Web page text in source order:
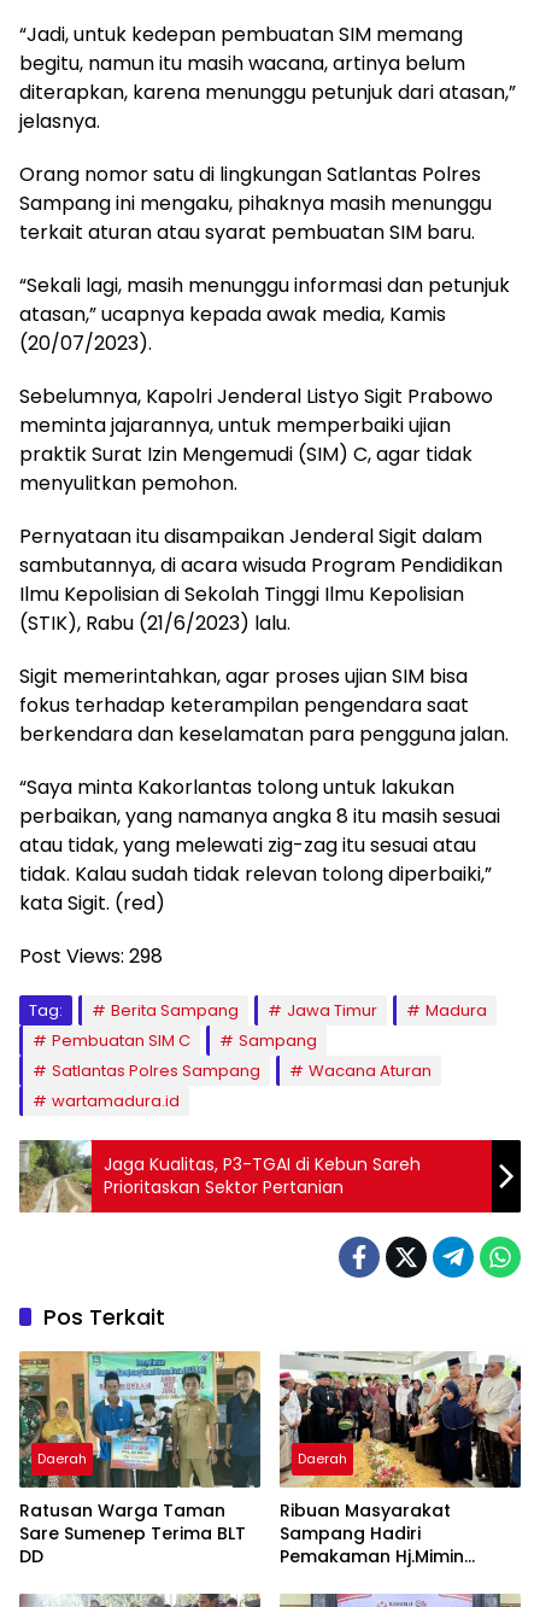
“Jadi, untuk kedepan pembuatan SIM memang
begitu, namun itu masih wacana, artinya belum
diterapkan, karena menunggu petunjuk dari atasan,”
jelasnya.
Orang nomor satu di lingkungan Satlantas Polres
Sampang ini mengaku, pihaknya masih menunggu
terkait aturan atau syarat pembuatan SIM baru.
“Sekali lagi, masih menunggu informasi dan petunjuk
atasan,” ucapnya kepada awak media, Kamis
(20/07/2023).
Sebelumnya, Kapolri Jenderal Listyo Sigit Prabowo
meminta jajarannya, untuk memperbaiki ujian
praktik Surat Izin Mengemudi (SIM) C, agar tidak
menyulitkan pemohon.
Pernyataan itu disampaikan Jenderal Sigit dalam
sambutannya, di acara wisuda Program Pendidikan
Ilmu Kepolisian di Sekolah Tinggi Ilmu Kepolisian
(STIK), Rabu (21/6/2023) lalu.
Sigit memerintahkan, agar proses ujian SIM bisa
fokus terhadap keterampilan pengendara saat
berkendara dan keselamatan para pengguna jalan.
“Saya minta Kakorlantas tolong untuk lakukan
perbaikan, yang namanya angka 8 itu masih sesuai
atau tidak, yang melewati zig-zag itu sesuai atau
tidak. Kalau sudah tidak relevan tolong diperbaiki,”
kata Sigit. (red)
Post Views: 298
Tag: Berita Sampang Jawa Timur
Madura
Pembuatan SIM C
Sampang
Satlantas Polres Sampang
Wacana Aturan
wartamadura.id
Jaga Kualitas, P3-TGAI di Kebun Sareh
Prioritaskan Sektor Pertanian
Pos Terkait
Daerah
Ratusan Warga Taman
Sare Sumenep Terima BLT
DD
Daerah
Ribuan Masyarakat
Sampang Hadiri
Pemakaman Hj.Mimin